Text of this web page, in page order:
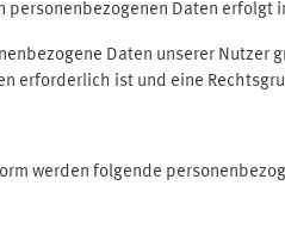
personenbezogenen Daten
Daten unserer
erforderlich ist und eine
werden folgende